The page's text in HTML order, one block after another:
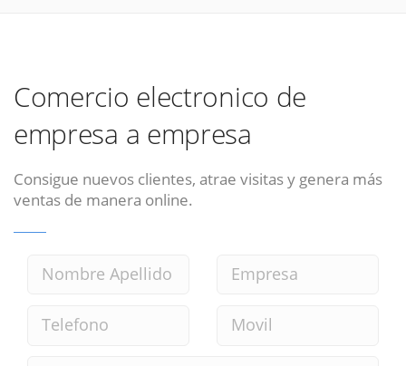
Comercio electronico de
empresa a empresa
Consigue nuevos clientes, atrae visitas y genera más
ventas de manera online.